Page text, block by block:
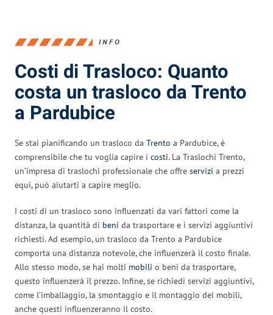
INFO
Costi di Trasloco: Quanto
costa un trasloco da Trento
a Pardubice
Se stai pianificando un trasloco da Trento a Pardubice, è
comprensibile che tu voglia capire i costi. La Traslochi Trento,
un’impresa di traslochi professionale che offre servizi a prezzi
equi, può aiutarti a capire meglio.
I costi di un trasloco sono influenzati da vari fattori come la
distanza, la quantità di beni da trasportare e i servizi aggiuntivi
richiesti. Ad esempio, un trasloco da Trento a Pardubice
comporta una distanza notevole, che influenzerà il costo finale.
Allo stesso modo, se hai molti mobili o beni da trasportare,
questo influenzerà il prezzo. Infine, se richiedi servizi aggiuntivi,
come l’imballaggio, la smontaggio e il montaggio dei mobili,
anche questi influenzeranno il costo.